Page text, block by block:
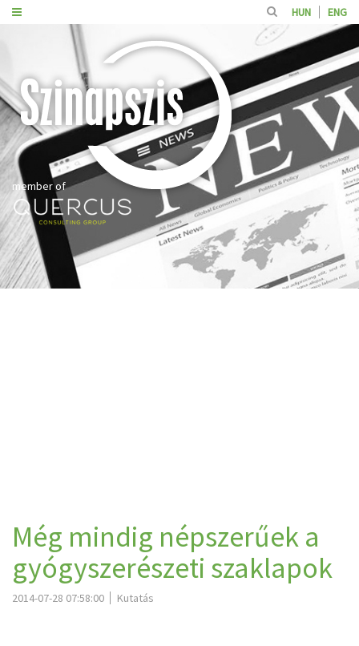
HUN ENG
member of
Még mindig népszerűek a
gyógyszerészeti szaklapok
2014-07-28 07:58:00 Kutatás